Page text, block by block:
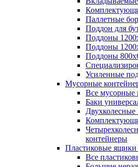
Паллетные
Поддон для
Поддоны
Поддоны
Поддоны
Усиленные
Мусорные
Все мусорные
Баки
контейнеры
Пластиковые
Все